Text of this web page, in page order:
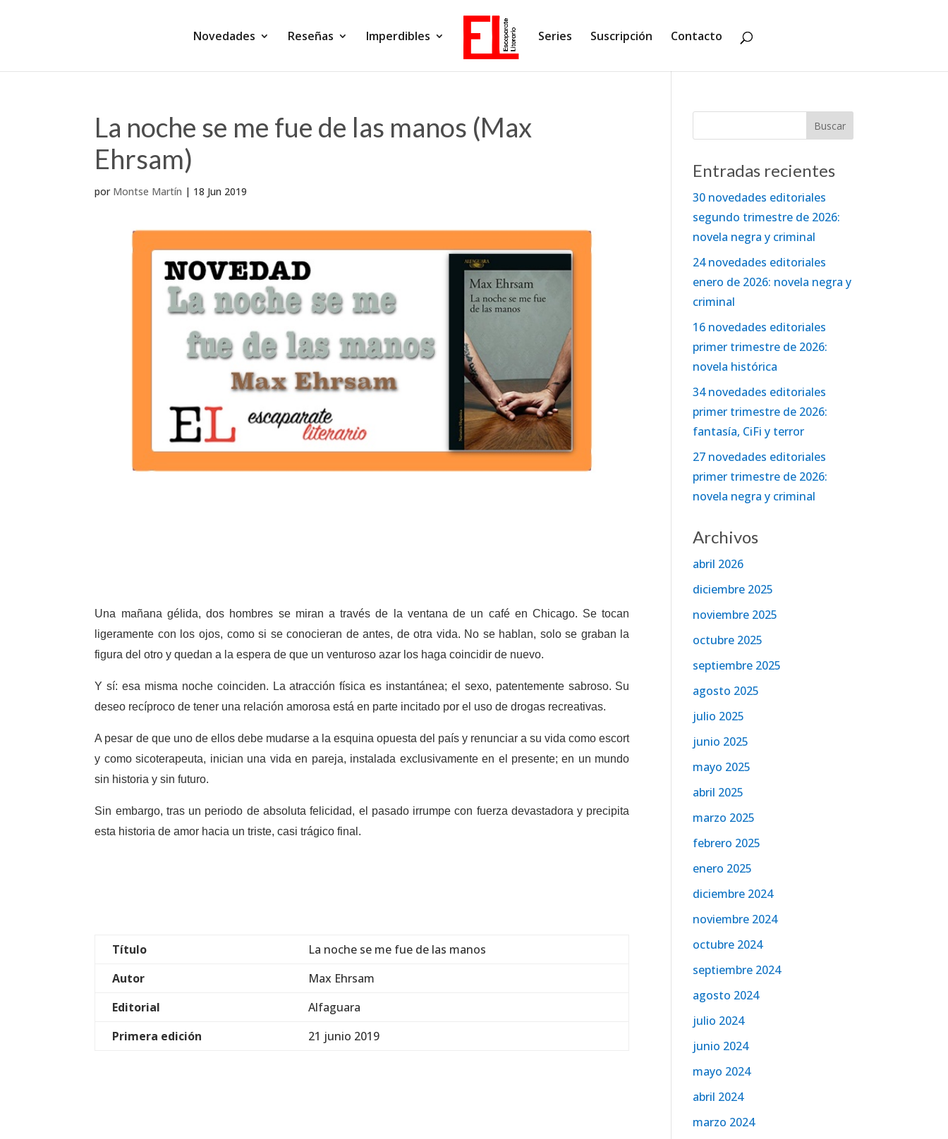
Novedades Reseñas Imperdibles Series Suscripción Contacto
La noche se me fue de las manos (Max
Ehrsam)
por Montse Martín | 18 Jun 2019
Una mañana gélida, dos hombres se miran a través de la ventana de un café en Chicago. Se tocan
ligeramente con los ojos, como si se conocieran de antes, de otra vida. No se hablan, solo se graban la
figura del otro y quedan a la espera de que un venturoso azar los haga coincidir de nuevo.
Y sí: esa misma noche coinciden. La atracción física es instantánea; el sexo, patentemente sabroso. Su
deseo recíproco de tener una relación amorosa está en parte incitado por el uso de drogas recreativas.
A pesar de que uno de ellos debe mudarse a la esquina opuesta del país y renunciar a su vida como escort
y como sicoterapeuta, inician una vida en pareja, instalada exclusivamente en el presente; en un mundo
sin historia y sin futuro.
Sin embargo, tras un periodo de absoluta felicidad, el pasado irrumpe con fuerza devastadora y precipita
esta historia de amor hacia un triste, casi trágico final.
Título
La noche se me fue de las manos
Autor
Max Ehrsam
Editorial
Alfaguara
Primera edición
21 junio 2019
Entradas recientes
30 novedades editoriales
segundo trimestre de 2026:
novela negra y criminal
24 novedades editoriales
enero de 2026: novela negra y
criminal
16 novedades editoriales
primer trimestre de 2026:
novela histórica
34 novedades editoriales
primer trimestre de 2026:
fantasía, CiFi y terror
27 novedades editoriales
primer trimestre de 2026:
novela negra y criminal
Archivos
abril 2026
diciembre 2025
noviembre 2025
octubre 2025
septiembre 2025
agosto 2025
julio 2025
junio 2025
mayo 2025
abril 2025
marzo 2025
febrero 2025
enero 2025
diciembre 2024
noviembre 2024
octubre 2024
septiembre 2024
agosto 2024
julio 2024
junio 2024
mayo 2024
abril 2024
marzo 2024